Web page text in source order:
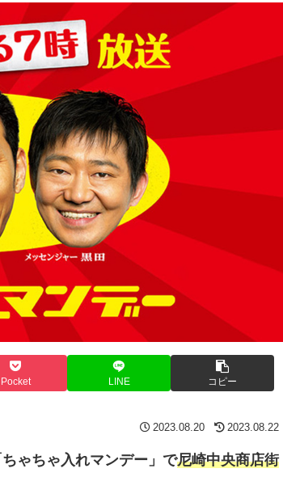
Pocket LINE コピー
2023.08.20 2023.08.22
ちゃちゃ入れマンデー」で尼崎中央商店街